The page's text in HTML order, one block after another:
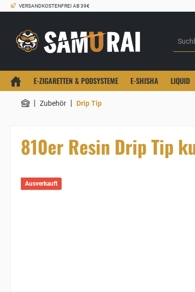
VERSANDKOSTENFREI AB 39€
E-ZIGARETTEN & PODSYSTEME E-SHISHA LIQUID
| Zubehör | Drip Tip
810er Resin Drip Tip
Ausverkauft